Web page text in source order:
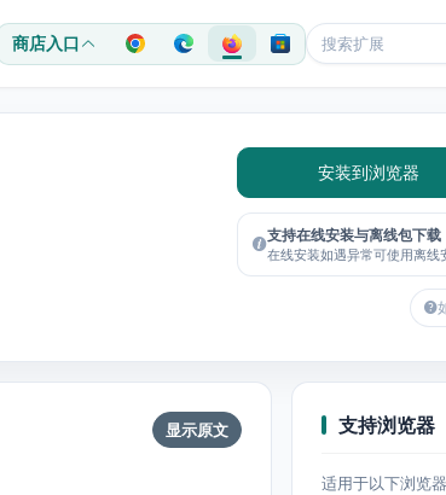
商店入口
安装到浏览器
支持在线安装与离线包下载
在线安装如遇异常可使用离线
显示原文 支持浏览器
适用于以下浏览器